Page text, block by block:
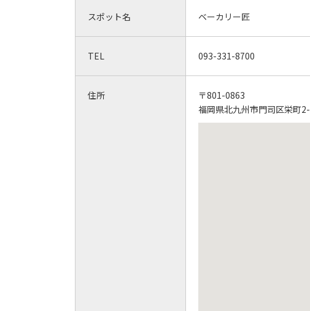
スポット名 ベーカリー匠
TEL 093-331-8700
住所
〒801-0863
福岡県北九州市門司区栄町